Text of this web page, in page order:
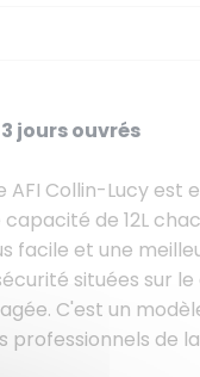
jours ouvrés
AFI Collin-Lucy est
capacité de 12L
facile et une
situées sur
C'est un
professionnels de